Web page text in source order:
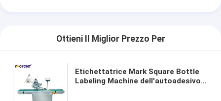
Ottieni Il Miglior Prezzo Per
Etichettatrice Mark Square Bottle
Labeling Machine dell'autoadesivo